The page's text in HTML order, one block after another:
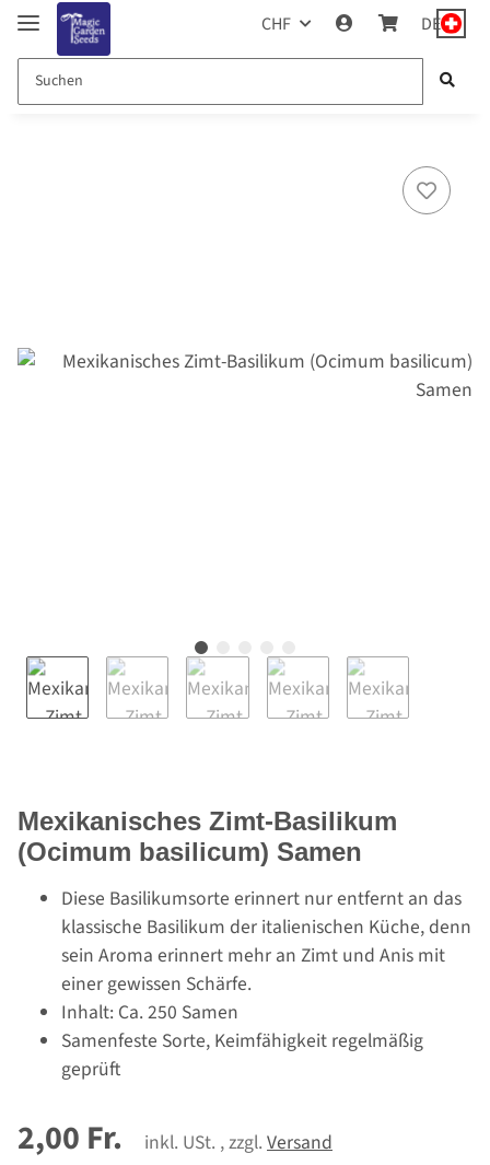
CHF DE
Mexikanisches Zimt-Basilikum
(Ocimum basilicum) Samen
Diese Basilikumsorte erinnert nur entfernt an das
klassische Basilikum der italienischen Küche, denn
sein Aroma erinnert mehr an Zimt und Anis mit
einer gewissen Schärfe.
Inhalt: Ca. 250 Samen
Samenfeste Sorte, Keimfähigkeit regelmäßig
geprüft
2,00 Fr. inkl. USt. , zzgl. Versand